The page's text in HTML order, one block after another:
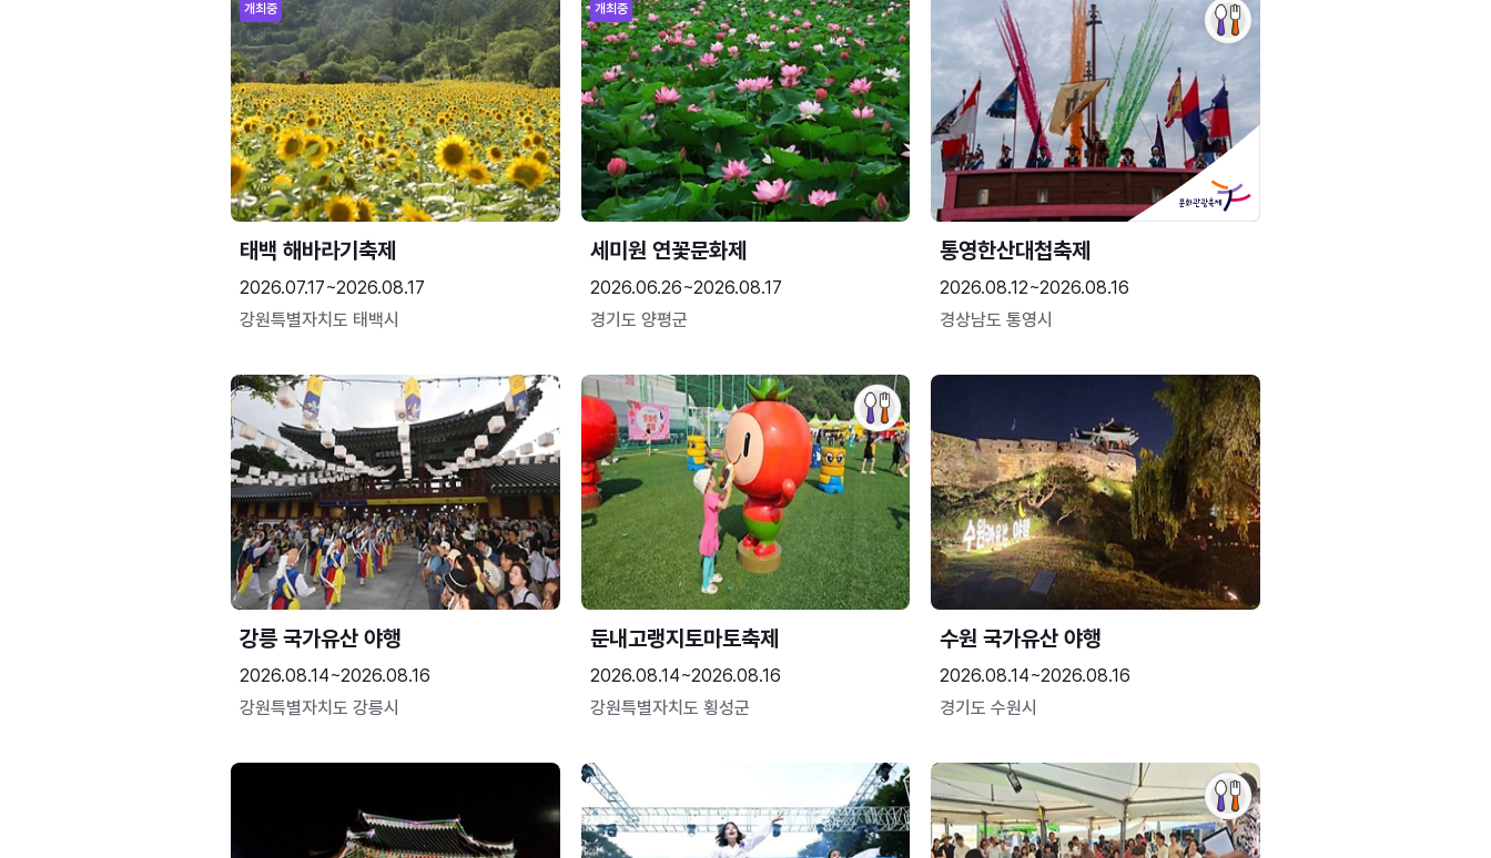
개최중
태백 해바라기축제
2026.07.17~2026.08.17
강원특별자치도 태백시
개최중
세미원 연꽃문화제
2026.06.26~2026.08.17
경기도 양평군
통영한산대첩축제
2026.08.12~2026.08.16
경상남도 통영시
강릉 국가유산 야행
2026.08.14~2026.08.16
강원특별자치도 강릉시
둔내고랭지토마토축제
2026.08.14~2026.08.16
강원특별자치도 횡성군
수원 국가유산 야행
2026.08.14~2026.08.16
경기도 수원시